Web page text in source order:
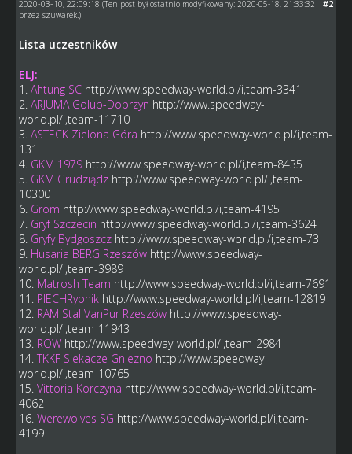
#2
2020-03-10, 22:09:18 (Ten post był ostatnio modyfikowany: 2020-05-18, 21:33:32
przez szuwarek.)
Lista uczestników
ELJ:
1. Ahtung SC http://www.speedway-world.pl/i,team-3341
2. ARJUMA Golub-Dobrzyn http://www.speedway-
world.pl/i,team-11710
3. ASTECK Zielona Góra http://www.speedway-world.pl/i,team-
131
4. GKM 1979 http://www.speedway-world.pl/i,team-8435
5. GKM Grudziądz http://www.speedway-world.pl/i,team-
10300
6. Grom http://www.speedway-world.pl/i,team-4195
7. Gryf Szczecin http://www.speedway-world.pl/i,team-3624
8. Gryfy Bydgoszcz http://www.speedway-world.pl/i,team-73
9. Husaria BERG Rzeszów http://www.speedway-
world.pl/i,team-3989
10. Matrosh Team http://www.speedway-world.pl/i,team-7691
11. PIECHRybnik http://www.speedway-world.pl/i,team-12819
12. RAM Stal VanPur Rzeszów http://www.speedway-
world.pl/i,team-11943
13. ROW http://www.speedway-world.pl/i,team-2984
14. TKKF Siekacze Gniezno http://www.speedway-
world.pl/i,team-10765
15. Vittoria Korczyna http://www.speedway-world.pl/i,team-
4062
16. Werewolves SG http://www.speedway-world.pl/i,team-
4199